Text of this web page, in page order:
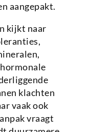
aangepakt.
kijkt naar
klachten
vaak ook
vraagt